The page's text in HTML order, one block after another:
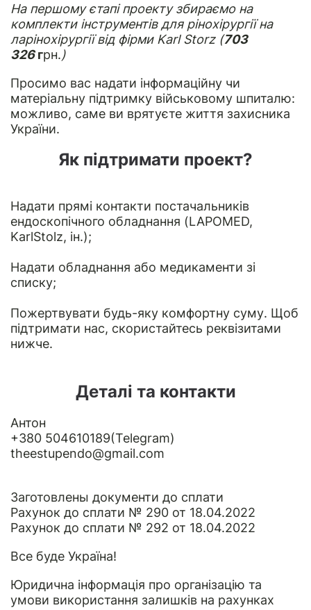
На першому єтапі проекту збираємо на
комплекти інструментів для рінохірургії на
ларінохірургії від фірми Karl Storz (703
326грн.)
Просимо вас надати інформаційну чи
матеріальну підтримку військовому шпиталю:
можливо, саме ви врятуєте життя захисника
України.
Як підтримати проект?
Надати прямі контакти постачальників
ендоскопічного обладнання (LAPOMED, ​​
KarlStolz, ін.);
Надати обладнання або медикаменти зі
списку;
Пожертвувати будь-яку комфортну суму. Щоб
підтримати нас, скористайтесь реквізитами
нижче.
Деталі та контакти
Антон
+380 504610189(Telegram)
theestupendo@gmail.com
Заготовлены документи до сплати
Рахунок до сплати № 290 от 18.04.2022
Рахунок до сплати № 292 от 18.04.2022
Все буде Україна!
Юридична інформація про організацію та
умови використання залишків на рахунках